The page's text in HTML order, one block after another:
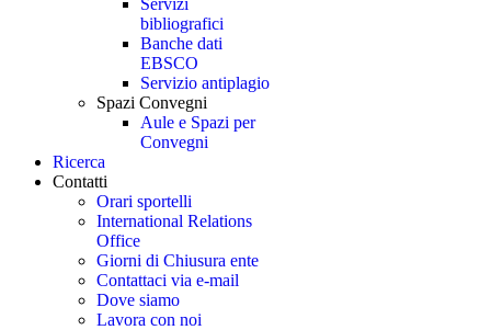
Servizi
bibliografici
Banche dati
EBSCO
Servizio antiplagio
Spazi Convegni
Aule e Spazi per
Convegni
Ricerca
Contatti
Orari sportelli
International Relations
Office
Giorni di Chiusura ente
Contattaci via e-mail
Dove siamo
Lavora con noi